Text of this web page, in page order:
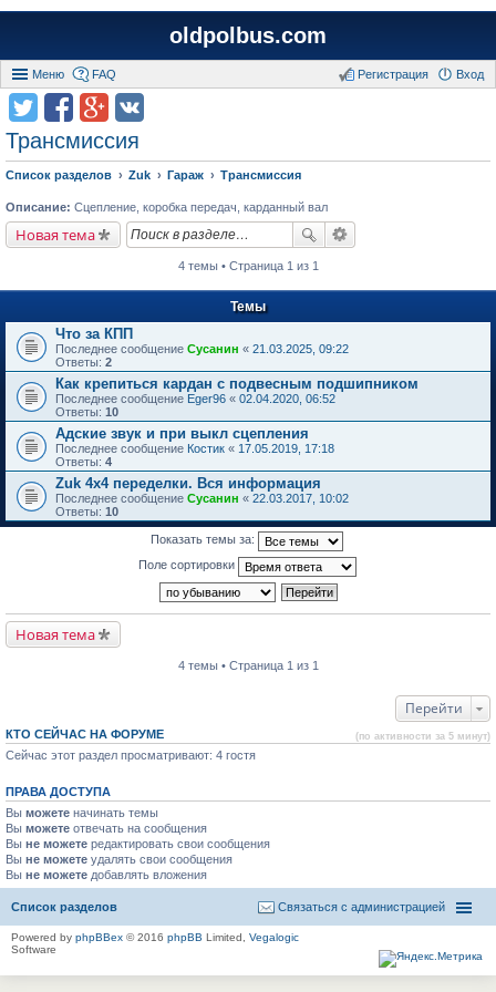
oldpolbus.com
Меню FAQ Вход
Регистрация
Трансмиссия
Список разделов Zuk Гараж Трансмиссия
Описание: Сцепление, коробка передач, карданный вал
Новая тема
4 темы • Страница 1 из 1
Темы
Что за КПП
Последнее сообщение Сусанин « 21.03.2025, 09:22
Ответы: 2
Как крепиться кардан с подвесным подшипником
Последнее сообщение Eger96 « 02.04.2020, 06:52
Ответы: 10
Адские звук и при выкл сцепления
Последнее сообщение Костик « 17.05.2019, 17:18
Ответы: 4
Zuk 4х4 переделки. Вся информация
Последнее сообщение Сусанин « 22.03.2017, 10:02
Ответы: 10
Показать темы за:
Поле сортировки
Новая тема
4 темы • Страница 1 из 1
Перейти
КТО СЕЙЧАС НА ФОРУМЕ (по активности за 5 минут)
Сейчас этот раздел просматривают: 4 гостя
ПРАВА ДОСТУПА
Вы можете начинать темы
Вы можете отвечать на сообщения
Вы не можете редактировать свои сообщения
Вы не можете удалять свои сообщения
Вы не можете добавлять вложения
Список разделов Связаться с администрацией
Powered by phpBBex © 2016 phpBB Limited, Vegalogic
Software